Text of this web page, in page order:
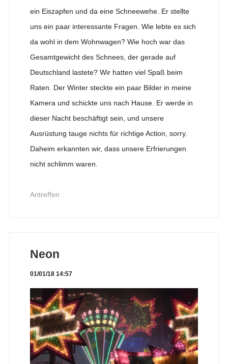
ein Eiszapfen und da eine Schneewehe. Er stellte
uns ein paar interessante Fragen. Wie lebte es sich
da wohl in dem Wohnwagen? Wie hoch war das
Gesamtgewicht des Schnees, der gerade auf
Deutschland lastete? Wir hatten viel Spaß beim
Raten. Der Winter steckte ein paar Bilder in meine
Kamera und schickte uns nach Hause. Er werde in
dieser Nacht beschäftigt sein, und unsere
Ausrüstung tauge nichts für richtige Action, sorry.
Daheim erkannten wir, dass unsere Erfrierungen
nicht schlimm waren.
Antreffen
Neon
01/01/18 14:57